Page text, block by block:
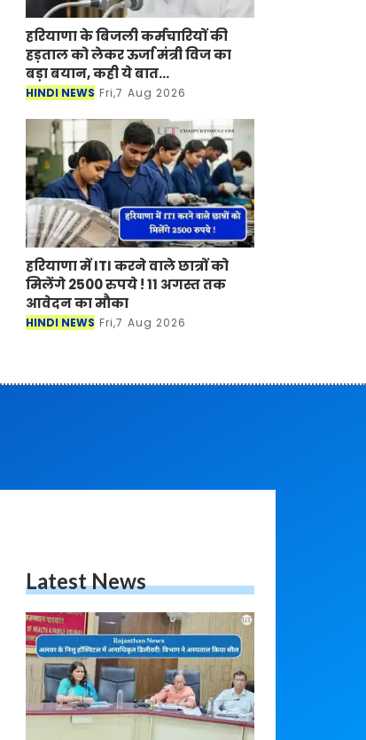
हरियाणा के बिजली कर्मचारियों की
हड़ताल को लेकर ऊर्जा मंत्री विज का
बड़ा बयान, कही ये बात...
HINDI NEWS Fri,7 Aug 2026
हरियाणा में ITI करने वाले छात्रों को
मिलेंगे 2500 रुपये ! 11 अगस्त तक
आवेदन का मौका
HINDI NEWS Fri,7 Aug 2026
Latest News